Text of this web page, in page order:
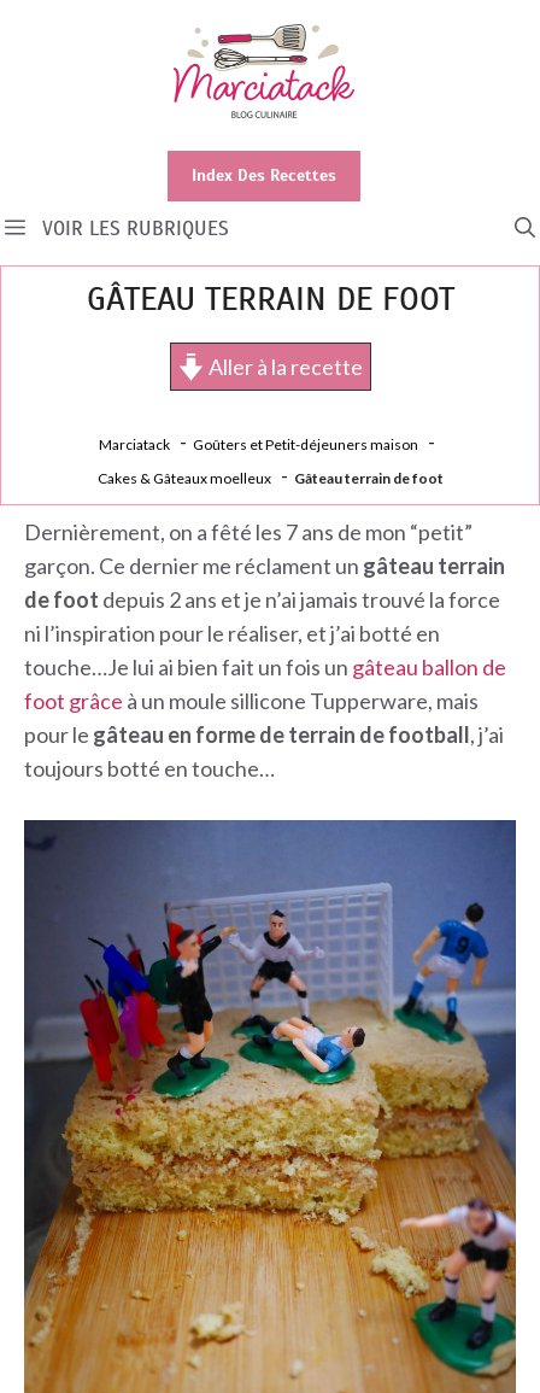
Index Des Recettes
VOIR LES RUBRIQUES
GÂTEAU TERRAIN DE FOOT
Aller à la recette
Marciatack
Goûters et Petit-déjeuners maison
Cakes & Gâteaux moelleux
Gâteau terrain de foot
Dernièrement, on a fêté les 7 ans de mon “petit”
garçon. Ce dernier me réclament un gâteau terrain
de foot depuis 2 ans et je n’ai jamais trouvé la force
ni l’inspiration pour le réaliser, et j’ai botté en
touche…Je lui ai bien fait un fois un gâteau ballon de
foot grâce à un moule sillicone Tupperware, mais
pour le gâteau en forme de terrain de football, j’ai
toujours botté en touche…